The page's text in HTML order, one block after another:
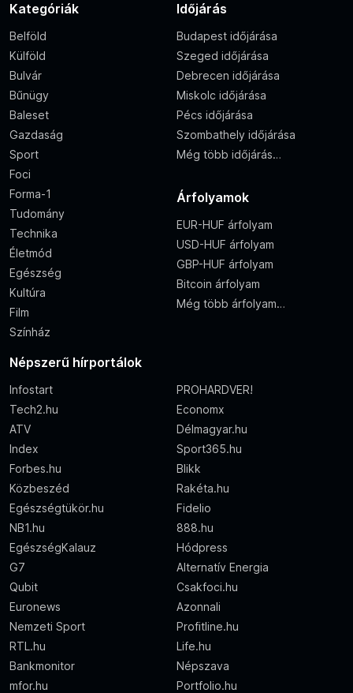
Kategóriák
Belföld
Külföld
Bulvár
Bűnügy
Baleset
Gazdaság
Sport
Foci
Forma-1
Tudomány
Technika
Életmód
Egészség
Kultúra
Film
Színház
Időjárás
Budapest időjárása
Szeged időjárása
Debrecen időjárása
Miskolc időjárása
Pécs időjárása
Szombathely időjárása
Még több időjárás…
Árfolyamok
EUR-HUF árfolyam
USD-HUF árfolyam
GBP-HUF árfolyam
Bitcoin árfolyam
Még több árfolyam…
Népszerű hírportálok
Infostart
PROHARDVER!
Tech2.hu
Economx
ATV
Délmagyar.hu
Index
Sport365.hu
Forbes.hu
Blikk
Közbeszéd
Rakéta.hu
Egészségtükör.hu
Fidelio
NB1.hu
888.hu
EgészségKalauz
Hódpress
G7
Alternatív Energia
Qubit
Csakfoci.hu
Euronews
Azonnali
Nemzeti Sport
Profitline.hu
RTL.hu
Life.hu
Bankmonitor
Népszava
mfor.hu
Portfolio.hu